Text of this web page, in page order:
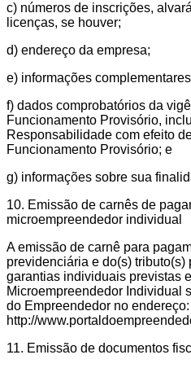
c) números de inscrições,
licenças, se houver;
d) endereço da empresa;
e) informações
f) dados comprobatórios da
Funcionamento Provisório,
Responsabilidade com efeito
Funcionamento Provisório; e
g) informações sobre sua
10. Emissão de carnês de
microempreendedor individual
A emissão de carnê para
previdenciária e do(s)
garantias individuais previstas
Microempreendedor Individual
do Empreendedor no endereço:
http://
11. Emissão de documentos